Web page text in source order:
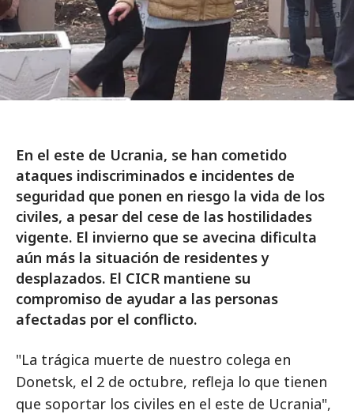
En el este de Ucrania, se han cometido
ataques indiscriminados e incidentes de
seguridad que ponen en riesgo la vida de los
civiles, a pesar del cese de las hostilidades
vigente. El invierno que se avecina dificulta
aún más la situación de residentes y
desplazados. El CICR mantiene su
compromiso de ayudar a las personas
afectadas por el conflicto.
"La trágica muerte de nuestro colega en
Donetsk, el 2 de octubre, refleja lo que tienen
que soportar los civiles en el este de Ucrania",